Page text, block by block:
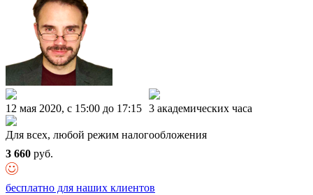
12 мая 2020, c 15:00 до 17:15 3 академических часа
Для всех, любой режим налогообложения
3 660 руб.
бесплатно для наших клиентов